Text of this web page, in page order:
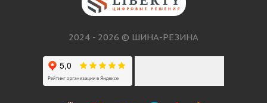
2024 - 2026 © ШИНА-РЕЗИНА